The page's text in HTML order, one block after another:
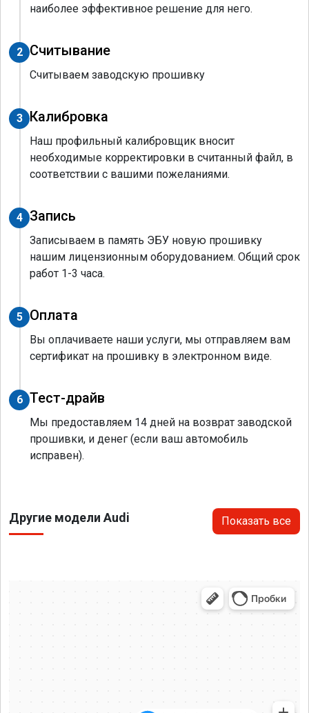
наиболее эффективное решение для него.
2 Считывание
Считываем заводскую прошивку
3 Калибровка
Наш профильный калибровщик вносит
необходимые корректировки в считанный файл, в
соответствии с вашими пожеланиями.
4 Запись
Записываем в память ЭБУ новую прошивку
нашим лицензионным оборудованием. Общий срок
работ 1-3 часа.
5 Оплата
Вы оплачиваете наши услуги, мы отправляем вам
сертификат на прошивку в электронном виде.
6 Тест-драйв
Мы предоставляем 14 дней на возврат заводской
прошивки, и денег (если ваш автомобиль
исправен).
Другие модели Audi Показать все